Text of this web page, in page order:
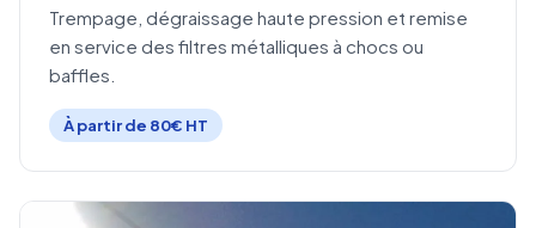
Trempage, dégraissage haute pression et remise
en service des filtres métalliques à chocs ou
baffles.
À partir de 80€ HT